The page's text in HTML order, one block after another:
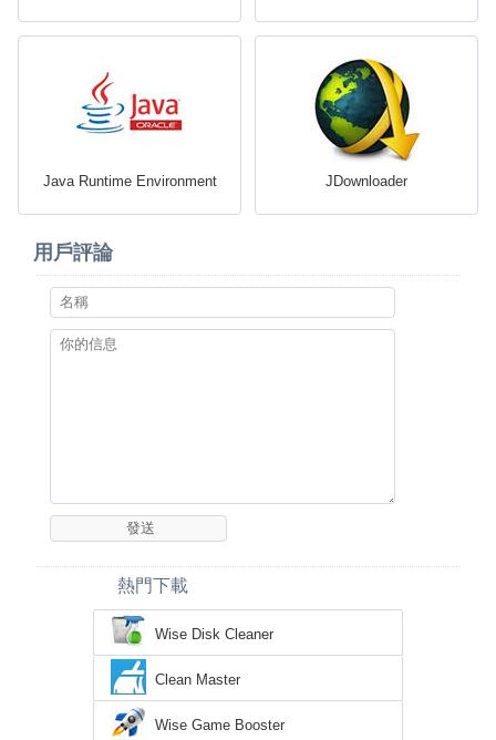
Java Runtime Environment JDownloader
用戶評論
熱門下載
Wise Disk Cleaner
Clean Master
Wise Game Booster